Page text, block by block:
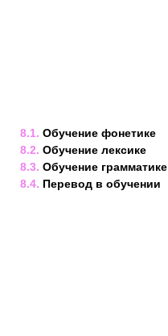
8.1. Обучение фонетике
8.2. Обучение лексике
8.3. Обучение грамматике
8.4. Перевод в обучении